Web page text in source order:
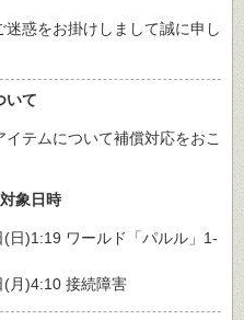
惑をお掛けしまして誠に申し
いて
テムについて補償対応をおこ
象日時
日)1:19 ワールド「パルル」1-
(月)4:10 接続障害